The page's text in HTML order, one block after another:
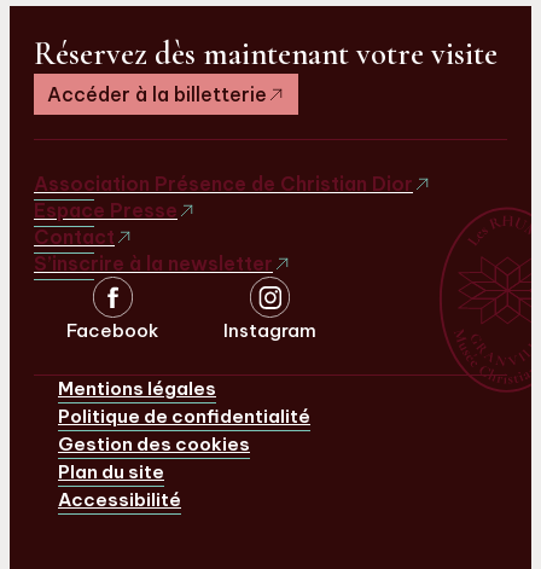
Réservez dès maintenant votre visite
Accéder à la billetterie
Association Présence de Christian Dior
Espace Presse
Contact
S’inscrire à la newsletter
Facebook Instagram
Mentions légales
Politique de confidentialité
Gestion des cookies
Plan du site
Accessibilité